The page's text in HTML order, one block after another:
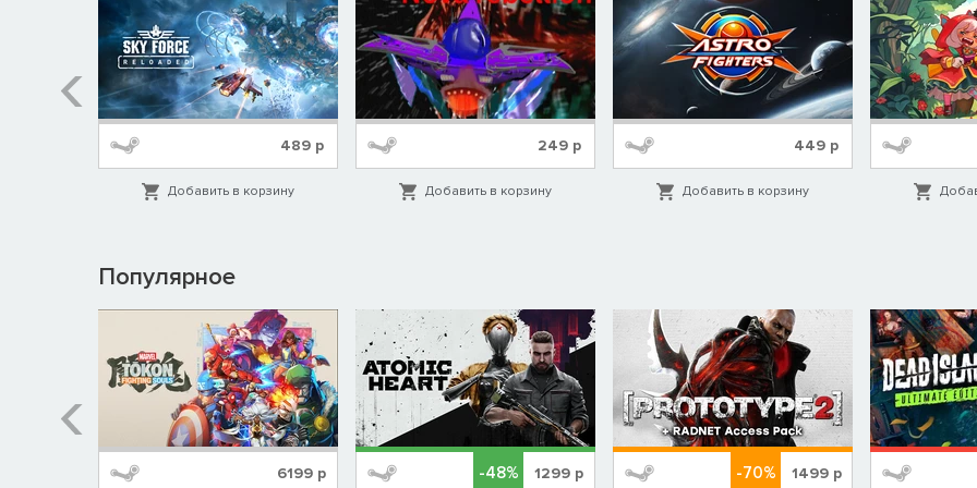
489р
Добавить в корзину
249р
Добавить в корзину
449 р
Добавить в корзину
Популярное
6199 р -48% 1299 р -70% 1499р